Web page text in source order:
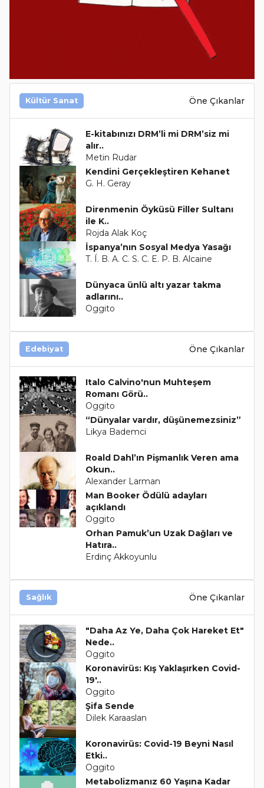
Kültür Sanat Öne Çıkanlar
E-kitabınızı DRM’li mi DRM’siz mi
alır..
Metin Rudar
Kendini Gerçekleştiren Kehanet
G. H. Geray
Direnmenin Öyküsü Filler Sultanı
ile K..
Rojda Alak Koç
İspanya’nın Sosyal Medya Yasağı
T. Í. B. A. C. S. C. E. P. B. Alcaine
Dünyaca ünlü altı yazar takma
adlarını..
Oggito
Edebiyat Öne Çıkanlar
Italo Calvino'nun Muhteşem
Romanı Görü..
Oggito
“Dünyalar vardır, düşünemezsiniz”
Likya Bademci
Roald Dahl’ın Pişmanlık Veren ama
Okun..
Alexander Larman
Man Booker Ödülü adayları
açıklandı
Oggito
Orhan Pamuk’un Uzak Dağları ve
Hatıra..
Erdinç Akkoyunlu
Sağlık Öne Çıkanlar
"Daha Az Ye, Daha Çok Hareket Et"
Nede..
Oggito
Koronavirüs: Kış Yaklaşırken Covid-
19'..
Oggito
Şifa Sende
Dilek Karaaslan
Koronavirüs: Covid-19 Beyni Nasıl
Etki..
Oggito
Metabolizmanız 60 Yaşına Kadar